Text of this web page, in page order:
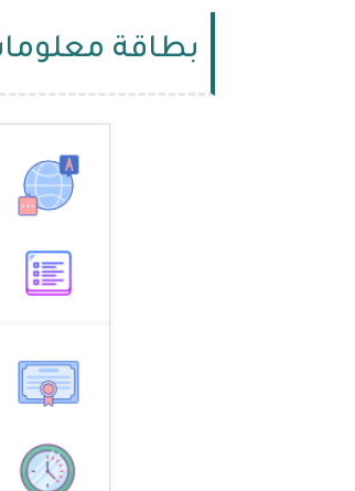
بطاقة
الانجليزية